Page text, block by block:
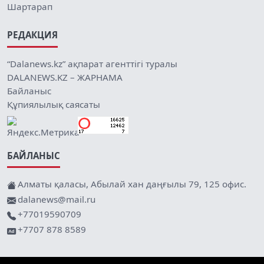
Шартарап
РЕДАКЦИЯ
“Dalanews.kz” ақпарат агенттігі туралы
DALANEWS.KZ – ЖАРНАМА
Байланыс
Құпиялылық саясаты
БАЙЛАНЫС
Алматы қаласы, Абылай хан даңғылы 79, 125 офис.
dalanews@mail.ru
+77019590709
+7707 878 8589